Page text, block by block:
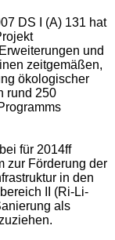
DS I (A) 131 hat
und
zeitgemäßen,
ökologischer
rund 250
für 2014ff
zur Förderung der
in den
II (Ri-Li-
als